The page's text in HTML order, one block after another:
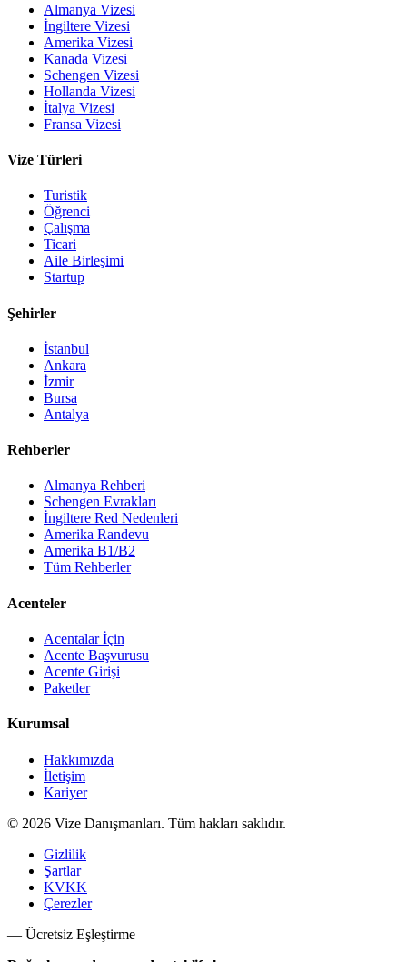
Almanya Vizesi
İngiltere Vizesi
Amerika Vizesi
Kanada Vizesi
Schengen Vizesi
Hollanda Vizesi
İtalya Vizesi
Fransa Vizesi
Vize Türleri
Turistik
Öğrenci
Çalışma
Ticari
Aile Birleşimi
Startup
Şehirler
İstanbul
Ankara
İzmir
Bursa
Antalya
Rehberler
Almanya Rehberi
Schengen Evrakları
İngiltere Red Nedenleri
Amerika Randevu
Amerika B1/B2
Tüm Rehberler
Acenteler
Acentalar İçin
Acente Başvurusu
Acente Girişi
Paketler
Kurumsal
Hakkımızda
İletişim
Kariyer
© 2026 Vize Danışmanları. Tüm hakları saklıdır.
Gizlilik
Şartlar
KVKK
Çerezler
— Ücretsiz Eşleştirme